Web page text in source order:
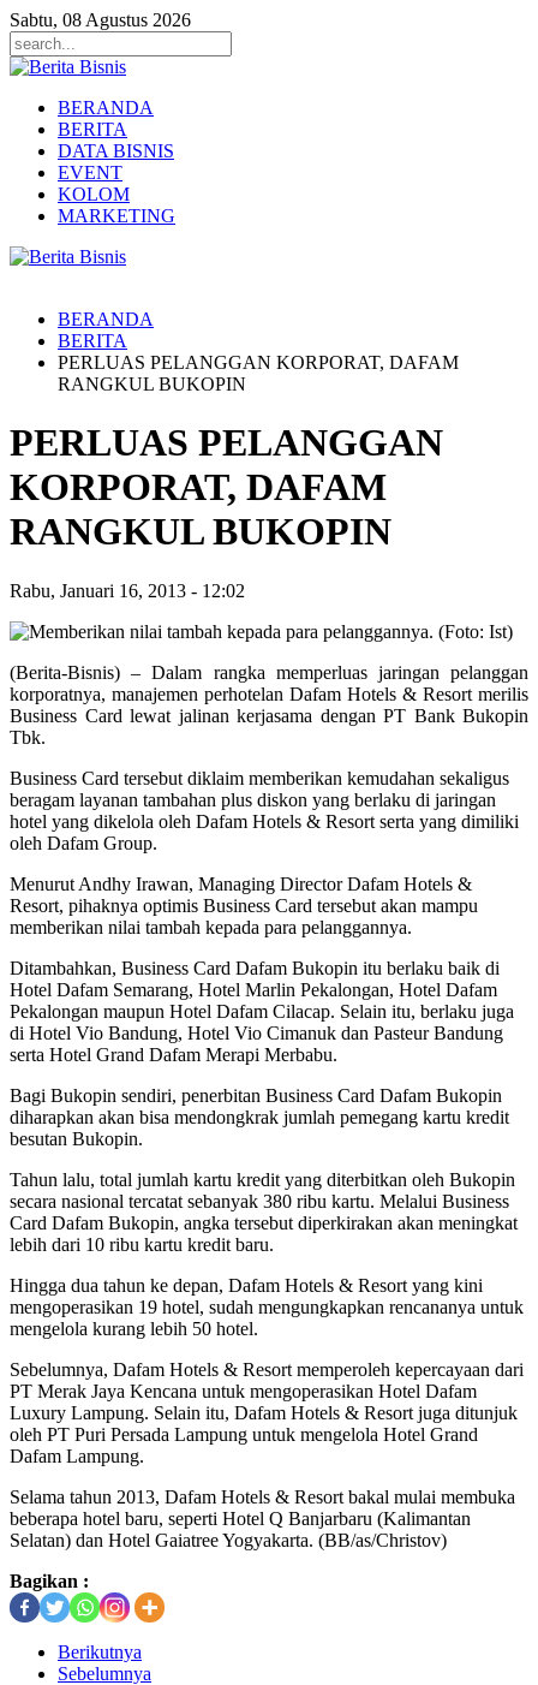
Sabtu, 08 Agustus 2026
BERANDA
BERITA
DATA BISNIS
EVENT
KOLOM
MARKETING
BERANDA
BERITA
PERLUAS PELANGGAN KORPORAT, DAFAM
RANGKUL BUKOPIN
PERLUAS PELANGGAN
KORPORAT, DAFAM
RANGKUL BUKOPIN
Rabu, Januari 16, 2013 - 12:02
(Berita-Bisnis) – Dalam rangka memperluas jaringan pelanggan
korporatnya, manajemen perhotelan Dafam Hotels & Resort merilis
Business Card lewat jalinan kerjasama dengan PT Bank Bukopin
Tbk.
Business Card tersebut diklaim memberikan kemudahan sekaligus
beragam layanan tambahan plus diskon yang berlaku di jaringan
hotel yang dikelola oleh Dafam Hotels & Resort serta yang dimiliki
oleh Dafam Group.
Menurut Andhy Irawan, Managing Director Dafam Hotels &
Resort, pihaknya optimis Business Card tersebut akan mampu
memberikan nilai tambah kepada para pelanggannya.
Ditambahkan, Business Card Dafam Bukopin itu berlaku baik di
Hotel Dafam Semarang, Hotel Marlin Pekalongan, Hotel Dafam
Pekalongan maupun Hotel Dafam Cilacap. Selain itu, berlaku juga
di Hotel Vio Bandung, Hotel Vio Cimanuk dan Pasteur Bandung
serta Hotel Grand Dafam Merapi Merbabu.
Bagi Bukopin sendiri, penerbitan Business Card Dafam Bukopin
diharapkan akan bisa mendongkrak jumlah pemegang kartu kredit
besutan Bukopin.
Tahun lalu, total jumlah kartu kredit yang diterbitkan oleh Bukopin
secara nasional tercatat sebanyak 380 ribu kartu. Melalui Business
Card Dafam Bukopin, angka tersebut diperkirakan akan meningkat
lebih dari 10 ribu kartu kredit baru.
Hingga dua tahun ke depan, Dafam Hotels & Resort yang kini
mengoperasikan 19 hotel, sudah mengungkapkan rencananya untuk
mengelola kurang lebih 50 hotel.
Sebelumnya, Dafam Hotels & Resort memperoleh kepercayaan dari
PT Merak Jaya Kencana untuk mengoperasikan Hotel Dafam
Luxury Lampung. Selain itu, Dafam Hotels & Resort juga ditunjuk
oleh PT Puri Persada Lampung untuk mengelola Hotel Grand
Dafam Lampung.
Selama tahun 2013, Dafam Hotels & Resort bakal mulai membuka
beberapa hotel baru, seperti Hotel Q Banjarbaru (Kalimantan
Selatan) dan Hotel Gaiatree Yogyakarta. (BB/as/Christov)
Bagikan :
Berikutnya
Sebelumnya